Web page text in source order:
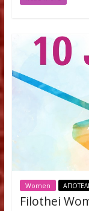
Women
27o
της
Ιανουαρίου 13,
Την Τετάρτη 3
«Στέλιος
στο 27ο
Read more